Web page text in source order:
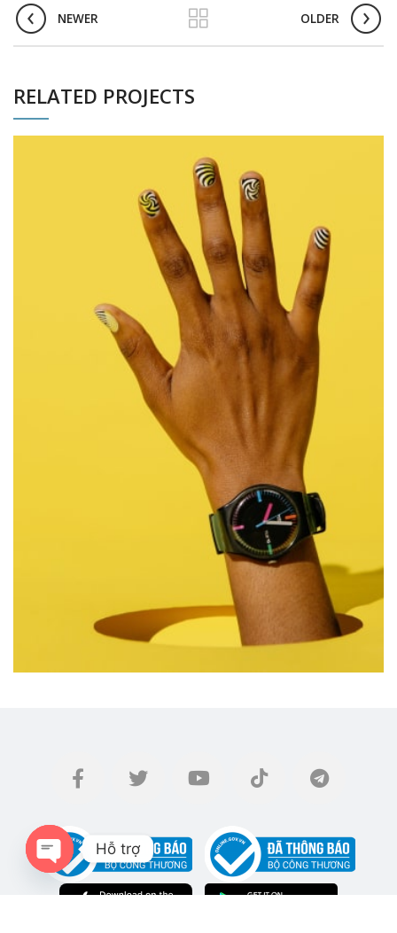
NEWER OLDER
RELATED PROJECTS
Hỗ trợ
OPEN
CHATY